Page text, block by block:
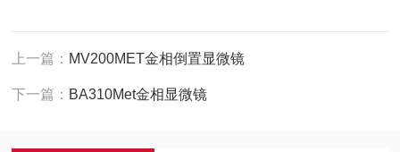
上一篇： MV200MET金相倒置显微镜
下一篇： BA310Met金相显微镜